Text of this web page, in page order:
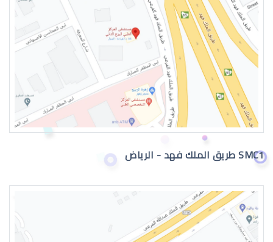
جراحة تجميل العيون
جراحة تجميل العيون بالرياض
SMC1 طريق الملك فهد - الرياض